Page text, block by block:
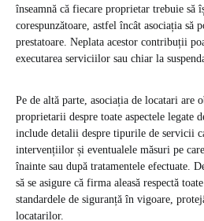
înseamnă că fiecare proprietar trebuie să
corespunzătoare, astfel încât asociația să
prestatoare. Neplata acestor contribuții
executarea serviciilor sau chiar la
Pe de altă parte, asociația de locatari are
proprietarii despre toate aspectele legate
include detalii despre tipurile de servicii
intervențiilor și eventualele măsuri pe
înainte sau după tratamentele efectuate.
să se asigure că firma aleasă respectă
standardele de siguranță în vigoare,
locatarilor.